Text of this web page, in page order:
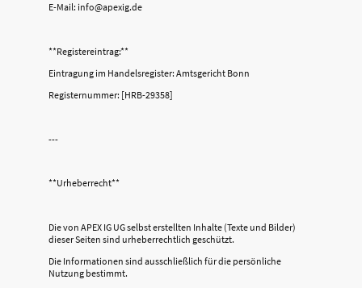
E-Mail: info@apexig.de
**Registereintrag:**
Eintragung im Handelsregister: Amtsgericht Bonn
Registernummer: [HRB-29358]
---
**Urheberrecht**
Die von APEX IG UG selbst erstellten Inhalte (Texte und Bilder)
dieser Seiten sind urheberrechtlich geschützt.
Die Informationen sind ausschließlich für die persönliche
Nutzung bestimmt.